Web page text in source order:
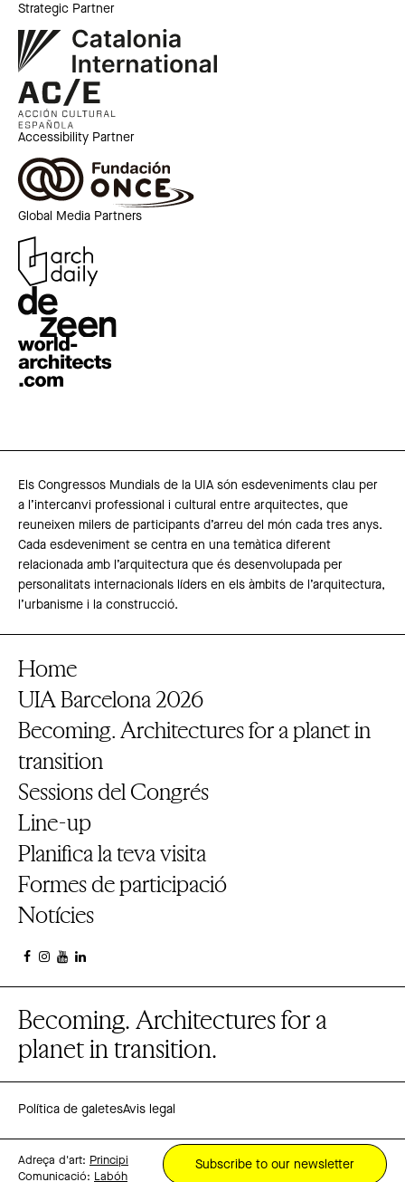
Strategic Partner
Accessibility Partner
Global Media Partners
Els Congressos Mundials de la UIA són esdeveniments clau per
a l’intercanvi professional i cultural entre arquitectes, que
reuneixen milers de participants d’arreu del món cada tres anys.
Cada esdeveniment se centra en una temàtica diferent
relacionada amb l’arquitectura que és desenvolupada per
personalitats internacionals líders en els àmbits de l’arquitectura,
l’urbanisme i la construcció.
Home
UIA Barcelona 2026
Becoming. Architectures for a planet in
transition
Sessions del Congrés
Line-up
Planifica la teva visita
Formes de participació
Notícies
Becoming. Architectures for a
planet in transition.
Política de galetesAvis legal
Adreça d'art: Principi
Comunicació: Labóh
Subscribe to our newsletter